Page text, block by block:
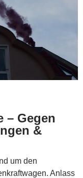
– Gegen
&
um den
Anlass